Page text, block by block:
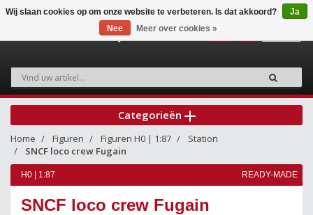
Categorieën
Home Figuren Figuren H0 | 1:87
Station
SNCF loco crew Fugain
H0 | 1:87 READY-MADE
SNCF loco crew Fugain
Wij slaan cookies op om onze website te verbeteren. Is dat akkoord?
Ja
Nee
Meer over cookies »